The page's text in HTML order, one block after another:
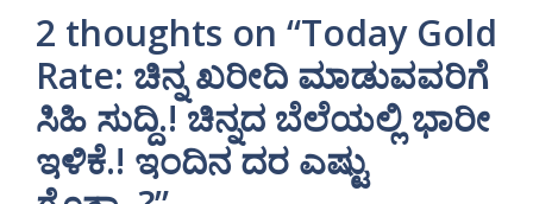
2 thoughts on “Today Gold
Rate: ಚಿನ್ನ ಖರೀದಿ ಮಾಡುವವರಿಗೆ
ಸಿಹಿ ಸುದ್ದಿ.! ಚಿನ್ನದ ಬೆಲೆಯಲ್ಲಿ ಭಾರೀ
ಇಳಿಕೆ.! ಇಂದಿನ ದರ ಎಷ್ಟು